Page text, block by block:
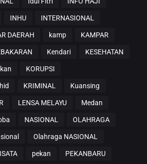
INHU INTERNASIONAL
DAERAH kamp KAMPAR
Kendari KESEHATAN
KORUPSI
KRIMINAL Kuansing
LENSA MELAYU Medan
NASIONAL OLAHRAGA
Olahraga NASIONAL
pekan PEKANBARU